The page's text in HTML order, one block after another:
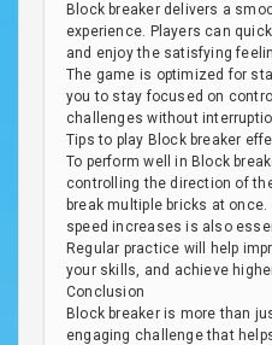
Block breaker delivers a
experience. Players can
and enjoy the satisfying
The game is optimized for
you to stay focused on
challenges without
Tips to play Block breaker
To perform well in Block
controlling the direction of
break multiple bricks at once.
speed increases is also
Regular practice will help
your skills, and achieve
Conclusion
Block breaker is more than
engaging challenge that